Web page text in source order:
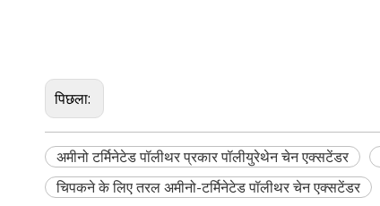
पिछला:
अमीनो टर्मिनेटेड पॉलीथर प्रकार पॉलीयुरेथेन चेन एक्सटेंडर
चिपकने के लिए तरल अमीनो-टर्मिनेटेड पॉलीथर चेन एक्सटेंडर